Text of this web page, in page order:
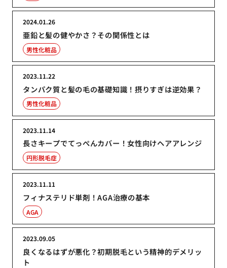
亜鉛と髪の健やかさ？その関係性とは
2024.01.26
男性化粧品
タンパク質と髪の毛の基礎知識！摂りすぎは逆効果？
2023.11.22
男性化粧品
長さキープでてっぺんカバー！女性向けヘアアレンジ
2023.11.14
円形脱毛症
フィナステリド単剤！AGA治療の基本
2023.11.11
AGA
良くなるはずが悪化？初期脱毛という精神的デメリッ
ト
2023.09.05